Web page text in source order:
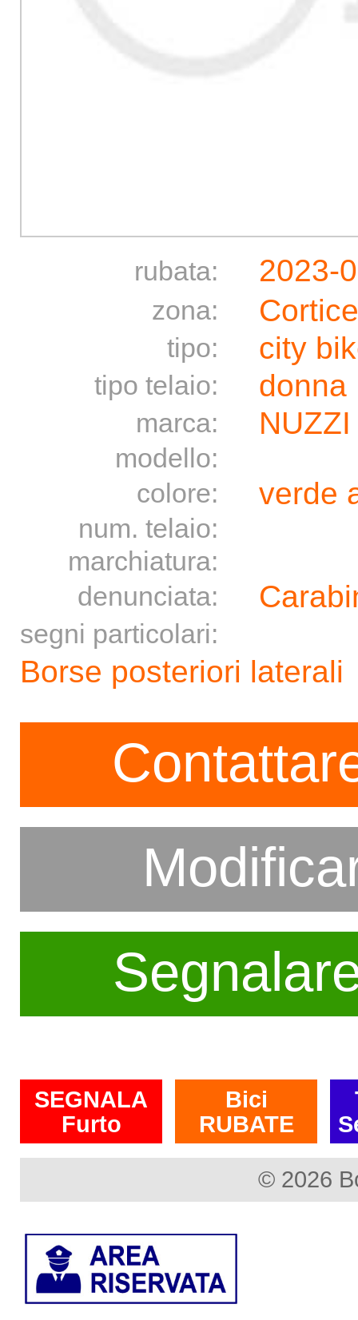
rubata: 2023-
zona:
tipo: city
tipo telaio: donna
marca: NUZZI
modello:
colore:
verde
num. telaio:
marchiatura:
denunciata:
segni particolari:
Borse posteriori laterali
SEGNALA
Furto
Bici
RUBATE
© 2026